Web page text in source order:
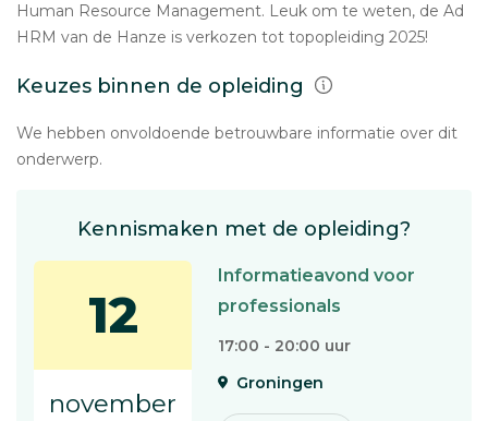
Human Resource Management. Leuk om te weten, de Ad
HRM van de Hanze is verkozen tot topopleiding 2025!
Keuzes binnen de opleiding
We hebben onvoldoende betrouwbare informatie over dit
onderwerp.
Kennismaken met de opleiding?
12
november
Informatieavond voor
professionals
17:00 - 20:00 uur
Groningen